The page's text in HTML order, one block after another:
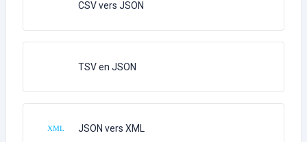
CSV vers JSON
TSV en JSON
JSON vers XML